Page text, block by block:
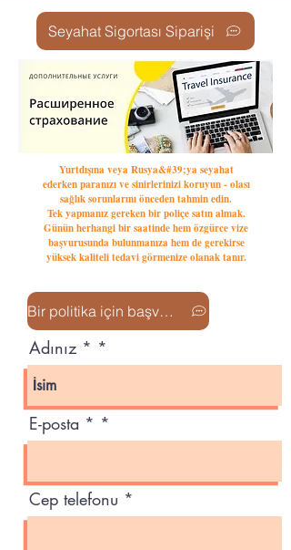
Seyahat Sigortası Siparişi
Yurtdışına veya Rusya&#39;ya seyahat
ederken paranızı ve sinirlerinizi koruyun - olası
sağlık sorunlarını önceden tahmin edin.
Tek yapmanız gereken bir poliçe satın almak.
Günün herhangi bir saatinde hem özgürce vize
başvurusunda bulunmanıza hem de gerekirse
yüksek kaliteli tedavi görmenize olanak tanır.
Bir politika için başvurun
Adınız *
E-posta *
Cep telefonu